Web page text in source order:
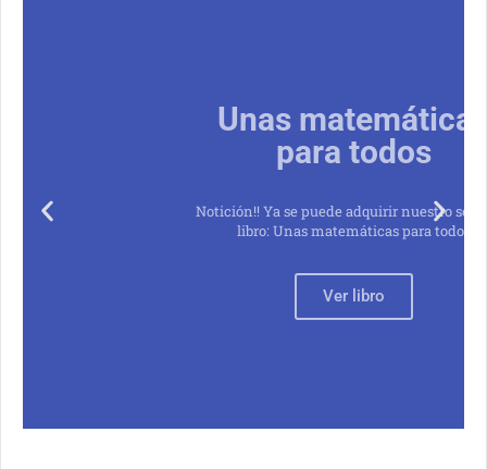
Unas matemáticas
para todos
Notición!! Ya se puede adquirir nuestro segundo
libro: Unas matemáticas para todos